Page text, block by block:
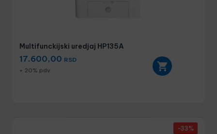
Multifunckijski uredjaj HP135A
17.600,00 RSD
+ 20% pdv
-33%